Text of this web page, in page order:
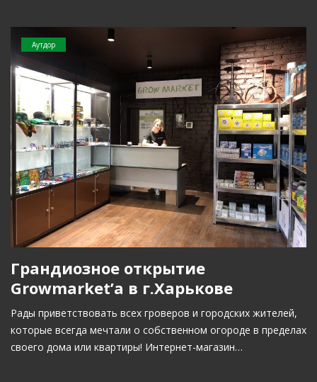
Аутдор
Грандиозное открытие
Growmarket’а в г.Харькове
Рады приветствовать всех гроверов и городских жителей,
которые всегда мечтали о собственном огороде в пределах
своего дома или квартиры! Интернет-магазин…